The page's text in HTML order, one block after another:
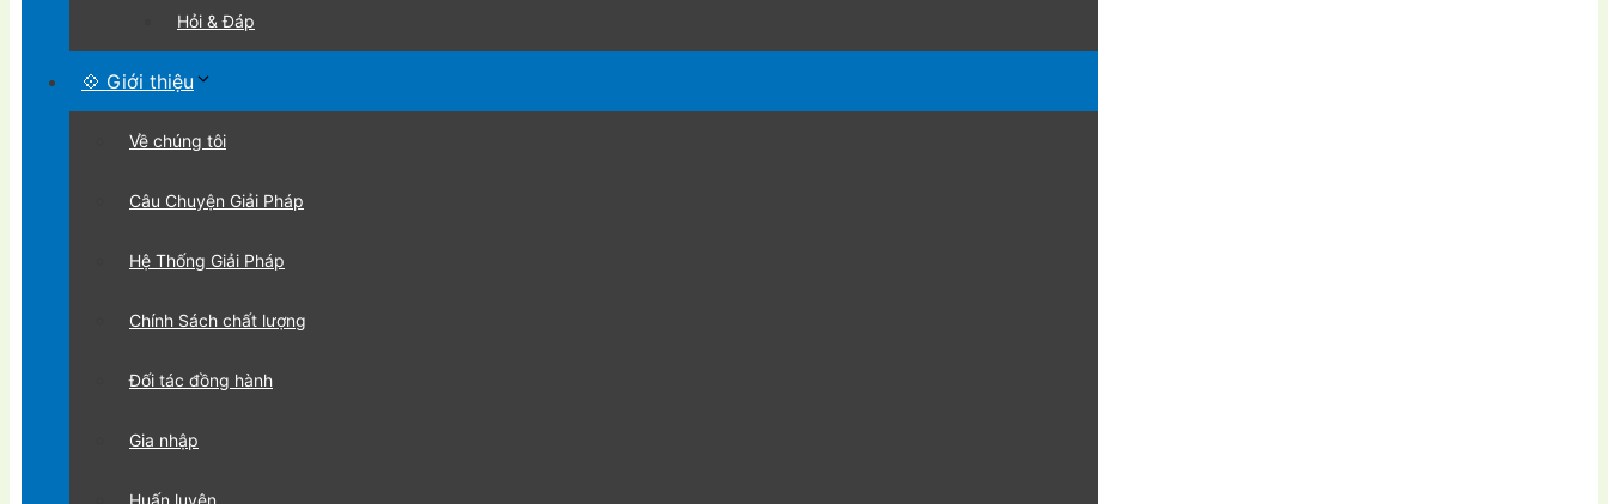
Hỏi & Đáp
💠 Giới thiệu
Về chúng tôi
Câu Chuyện Giải Pháp
Hệ Thống Giải Pháp
Chính Sách chất lượng
Đối tác đồng hành
Gia nhập
Huấn luyện